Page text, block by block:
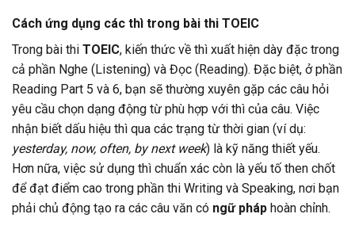
Cách ứng dụng các thì trong bài thi TOEIC
Trong bài thi TOEIC, kiến thức về thì xuất hiện dày đặc trong
cả phần Nghe (Listening) và Đọc (Reading). Đặc biệt, ở phần
Reading Part 5 và 6, bạn sẽ thường xuyên gặp các câu hỏi
yêu cầu chọn dạng động từ phù hợp với thì của câu. Việc
nhận biết dấu hiệu thì qua các trạng từ thời gian (ví dụ:
yesterday, now, often, by next week) là kỹ năng thiết yếu.
Hơn nữa, việc sử dụng thì chuẩn xác còn là yếu tố then chốt
để đạt điểm cao trong phần thi Writing và Speaking, nơi bạn
phải chủ động tạo ra các câu văn có ngữ pháp hoàn chỉnh.